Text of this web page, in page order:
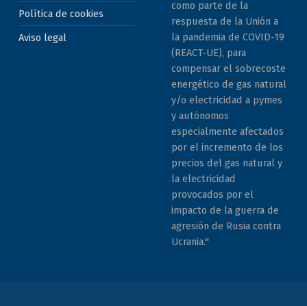
Política de cookies
Aviso legal
como parte de la
respuesta de la Unión a
la pandemia de COVID-19
(REACT-UE), para
compensar el sobrecoste
energético de gas natural
y/o electricidad a pymes
y autónomos
especialmente afectados
por el incremento de los
precios del gas natural y
la electricidad
provocados por el
impacto de la guerra de
agresión de Rusia contra
Ucrania."